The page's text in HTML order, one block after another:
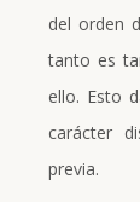
del orden
tanto es
ello. Esto
carácter
previa.